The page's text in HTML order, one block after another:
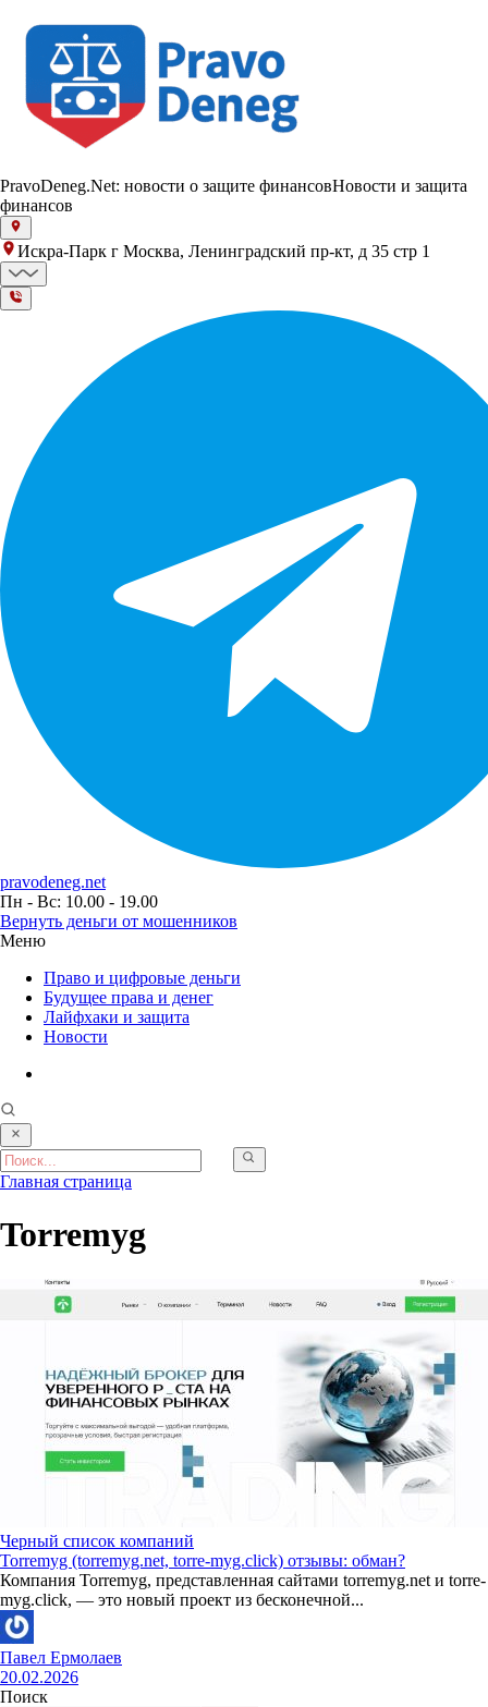
PravoDeneg.Net: новости о защите финансовНовости и защита
финансов
Искра-Парк г Москва, Ленинградский пр-кт, д 35 стр 1
pravodeneg.net
Пн - Вс: 10.00 - 19.00
Вернуть деньги от мошенников
Меню
Право и цифровые деньги
Будущее права и денег
Лайфхаки и защита
Новости
Главная страница
Torremyg
Черный список компаний
Torremyg (torremyg.net, torre-myg.click) отзывы: обман?
Компания Torremyg, представленная сайтами torremyg.net и torre-
myg.click, — это новый проект из бесконечной...
Павел Ермолаев
20.02.2026
Поиск